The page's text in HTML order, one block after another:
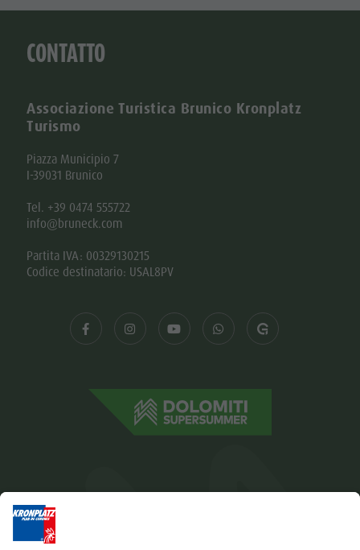
CONTATTO
Associazione Turistica Brunico Kronplatz
Turismo
Piazza Municipio 7
I-39031 Brunico
Tel. +39 0474 555722
info@bruneck.com
Partita IVA: 00329130215
Codice destinatario: USAL8PV